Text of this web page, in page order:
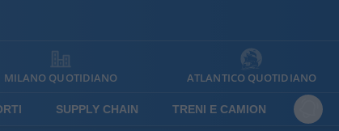
MILANO QUOTIDIANO ATLANTICO QUOTIDIANO
SUPPLY CHAIN TRENI E CAMION